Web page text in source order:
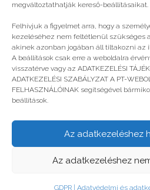
megváltoztathatják kereső-beállításaikat.
Felhívjuk a figyelmet arra, hogy a
kezeléséhez nem feltétlenül szükséges
akinek azonban jogában áll tiltakozni az
A beállítások csak erre a weboldalra
visszatérve vagy az ADATKEZELÉSI
ADATKEZELÉSI SZABÁLYZAT A PT-
FELHASZNÁLÓINAK segítségével
beállítások.
Az adatkezeléshez
Az adatkezeléshez
GDPR | Adatvédelmi és
© legjobbtabor.hu